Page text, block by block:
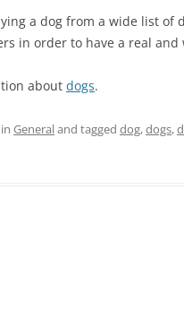
a dog from a wide list of
in order to have a real
about dogs.
Generaland tagged dog,dogs,